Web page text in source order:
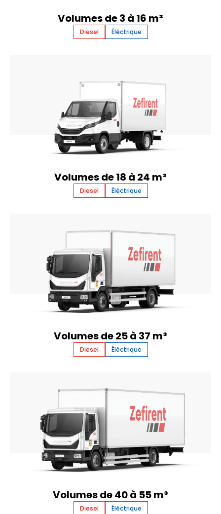
Volumes de 3 à 16 m³
Diesel Éléctrique
Volumes de 18 à 24 m³
Diesel Éléctrique
Volumes de 25 à 37 m³
Diesel Éléctrique
Volumes de 40 à 55 m³
Diesel Éléctrique